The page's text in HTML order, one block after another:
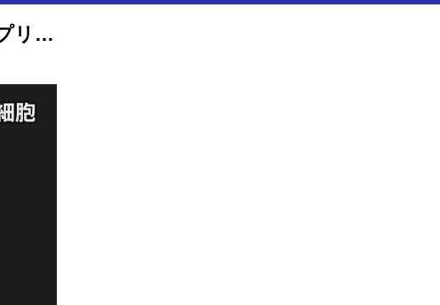
【速報】iPS細胞使ったパーキンソン病患者の再生医療製品「アムシェプリ」 公的医療保険の適用を了承 価格は約5530万円 中医協